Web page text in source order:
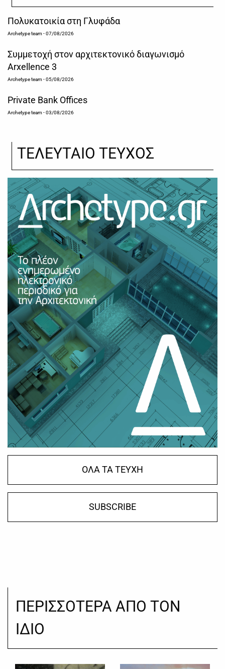
Πολυκατοικία στη Γλυφάδα
Archetype team- 07/08/2026
Συμμετοχή στον αρχιτεκτονικό διαγωνισμό
Arxellence 3
Archetype team- 05/08/2026
Private Bank Offices
Archetype team- 03/08/2026
ΤΕΛΕΥΤΑΙΟ ΤΕΥΧΟΣ
ΟΛΑ ΤΑ ΤΕΥΧΗ
SUBSCRIBE
ΠΕΡΙΣΣΟΤΕΡΑ ΑΠΟ ΤΟΝ
ΙΔΙΟ